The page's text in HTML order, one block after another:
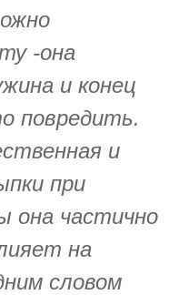
-она
и конец
повредить.
и
при
она частично
на
словом